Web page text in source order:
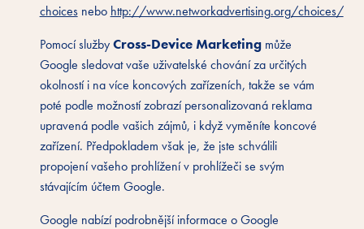
choicesnebo http://www.networkadvertising.org/choices/
Pomocí službyCross-Device Marketingmůže
Google sledovat vaše uživatelské chování za určitých
okolností i na více koncových zařízeních, takže se vám
poté podle možností zobrazí personalizovaná reklama
upravená podle vašich zájmů, i když vyměníte koncové
zařízení. Předpokladem však je, že jste schválili
propojení vašeho prohlížení v prohlížeči se svým
stávajícím účtem Google.
Google nabízí podrobnější informace o Google